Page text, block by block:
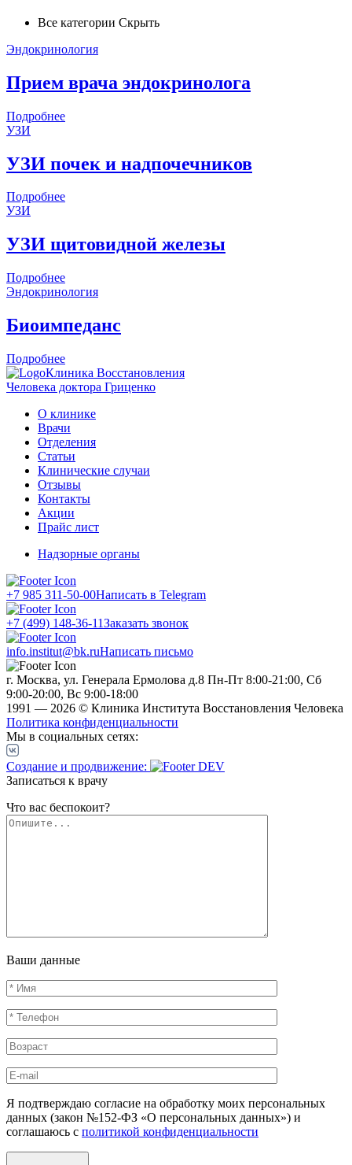
Все категории Скрыть
Эндокринология
Прием врача эндокринолога
Подробнее
УЗИ
УЗИ почек и надпочечников
Подробнее
УЗИ
УЗИ щитовидной железы
Подробнее
Эндокринология
Биоимпеданс
Подробнее
Клиника Восстановления
Человека доктора Гриценко
О клинике
Врачи
Отделения
Статьи
Клинические случаи
Отзывы
Контакты
Акции
Прайс лист
Надзорные органы
+7 985 311-50-00Написать в Telegram
+7 (499) 148-36-11Заказать звонок
info.institut@bk.ruНаписать письмо
г. Москва, ул. Генерала Ермолова д.8 Пн-Пт 8:00-21:00, Сб
9:00-20:00, Вс 9:00-18:00
1991 — 2026 © Клиника Института Восстановления Человека
Политика конфиденциальности
Мы в социальных сетях:
Создание и продвижение:
Записаться к врачу
Что вас беспокоит?
Ваши данные
Я подтверждаю согласие на обработку моих персональных
данных (закон №152-ФЗ «О персональных данных») и
соглашаюсь с политикой конфиденциальности